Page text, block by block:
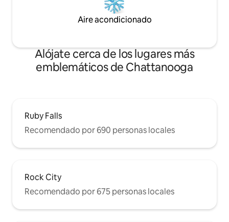
Aire acondicionado
Alójate cerca de los lugares más
emblemáticos de Chattanooga
Ruby Falls
Recomendado por 690 personas locales
Rock City
Recomendado por 675 personas locales